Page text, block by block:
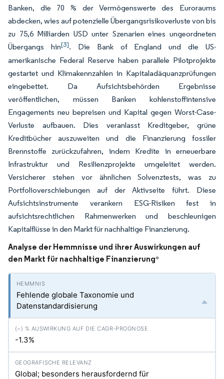
Banken, die 70 % der Vermögenswerte des Euroraums
abdecken, wies auf potenzielle Übergangsrisikoverluste von bis
zu 75,6 Milliarden USD unter Szenarien eines ungeordneten
Übergangs hin[3]. Die Bank of England und die US-
amerikanische Federal Reserve haben parallele Pilotprojekte
gestartet und Klimakennzahlen in Kapitaladäquanzprüfungen
eingebettet. Da Aufsichtsbehörden Ergebnisse
veröffentlichen, müssen Banken kohlenstoffintensive
Engagements neu bepreisen und Kapital gegen Worst-Case-
Verluste aufbauen. Dies veranlasst Kreditgeber, grüne
Kreditbücher auszuweiten und die Finanzierung fossiler
Brennstoffe zurückzufahren, indem Kredite in erneuerbare
Infrastruktur und Resilienzprojekte umgeleitet werden.
Versicherer stehen vor ähnlichen Solvenztests, was zu
Portfolioverschiebungen auf der Aktivseite führt. Diese
Aufsichtsinstrumente verankern ESG-Risiken fest in
aufsichtsrechtlichen Rahmenwerken und beschleunigen
Kapitalflüsse in den Markt für nachhaltige Finanzierung.
Analyse der Hemmnisse und ihrer Auswirkungen auf
den Markt für nachhaltige Finanzierung*
Fehlende globale Taxonomie und
Datenstandardisierung
-1.3%
Global; besonders herausfordernd für